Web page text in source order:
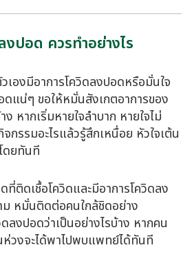
งปอด ควรทำอย่างไร
เองมีอาการโควิดลงปอดหรือมั่นใจ
ดแน่ๆ ขอให้หมั่นสังเกตอาการของ
ง หากเริ่มหายใจลำบาก หายใจไม่
กรรมอะไรแล้วรู้สึกเหนื่อย หัวใจเต้น
ดยทันที
ติดเชื้อโควิดและมีอาการโควิดลง
ม หมั่นติดต่อคนใกล้ชิดอย่าง
ดลงปอดว่าเป็นอย่างไรบ้าง หากคน
ห่วงจะได้พาไปพบแพทย์ได้ทันที